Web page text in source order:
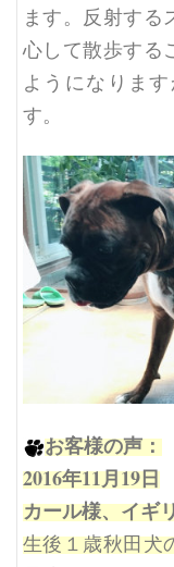
ます。反射する
心して散歩する
ようになります
す。
お客様の声：
2016年11月19日
カール様、イギ
生後１歳秋田犬